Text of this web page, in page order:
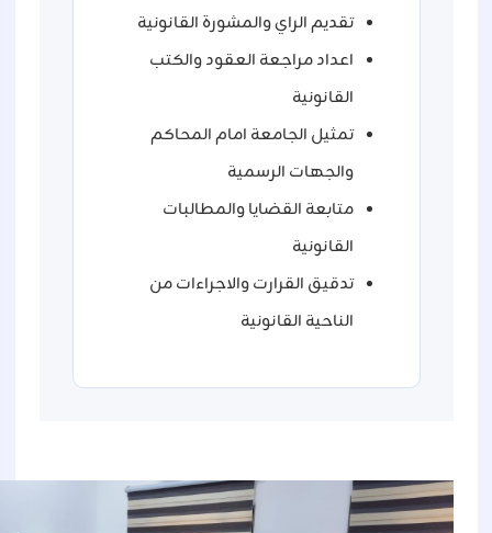
تقديم الراي والمشورة القانونية
اعداد مراجعة العقود والكتب
القانونية
تمثيل الجامعة امام المحاكم
والجهات الرسمية
متابعة القضايا والمطالبات
القانونية
تدقيق القرارت والاجراءات من
الناحية القانونية